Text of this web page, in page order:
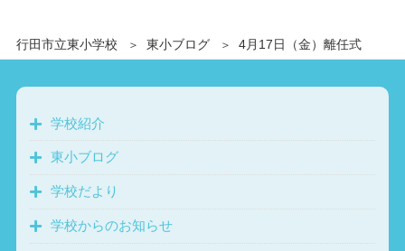
行田市立東小学校 東小ブログ 4月17日（金）離任式
学校紹介
東小ブログ
学校だより
学校からのお知らせ